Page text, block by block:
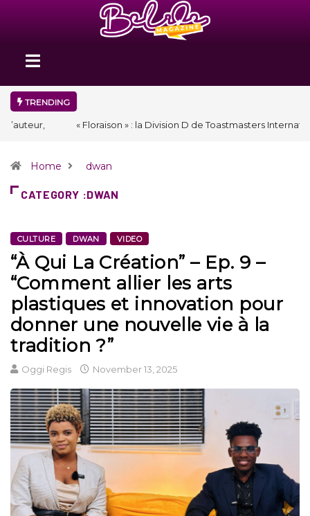
TRENDING
« Floraison » : la Division D de Toastmasters International en Haïti
Home dwan
CATEGORY :DWAN
CULTURE DWAN VIDEO
“À Qui La Création” – Ep. 9 –
“Comment allier les arts
plastiques et innovation pour
donner une nouvelle vie à la
tradition ?”
Oggi Regis November 13, 2025